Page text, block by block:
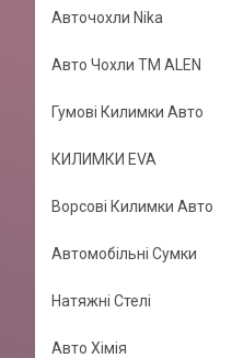
Авточохли Nika
Авто Чохли TM ALEN
Гумові Килимки Авто
КИЛИМКИ EVA
Ворсові Килимки Авто
Автомобільні Сумки
Натяжні Стелі
Авто Хімія